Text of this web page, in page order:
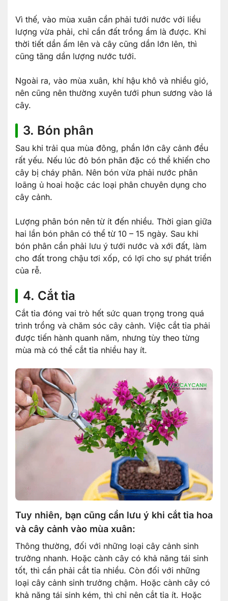
Vì thế, vào mùa xuân cần phải tưới nước với liều
lượng vừa phải, chỉ cần đất trồng ẩm là được. Khi
thời tiết dần ấm lên và cây cũng dần lớn lên, thì
cũng tăng dần lượng nước tưới.
Ngoài ra, vào mùa xuân, khí hậu khô và nhiều gió,
nên cũng nên thường xuyên tưới phun sương vào lá
cây.
3. Bón phân
Sau khi trải qua mùa đông, phần lớn cây cảnh đều
rất yếu. Nếu lúc đỏ bón phân đặc có thể khiến cho
cây bị cháy phân. Nên bón vừa phải nước phân
loãng ủ hoai hoặc các loại phân chuyên dụng cho
cây cảnh.
Lượng phân bón nên từ ít đến nhiều. Thời gian giữa
hai lần bón phân có thể từ 10 – 15 ngày. Sau khi
bón phân cần phải lưu ý tưới nước và xới đất, làm
cho đất trong chậu tơi xốp, có lợi cho sự phát triển
của rễ.
4. Cắt tỉa
Cắt tỉa đóng vai trò hết sức quan trọng trong quá
trình trồng và chăm sóc cây cảnh. Việc cắt tỉa phải
được tiến hành quanh năm, nhưng tùy theo từng
mùa mà có thể cắt tỉa nhiều hay ít.
Tuy nhiên, bạn cũng cần lưu ý khi cắt tỉa hoa
và cây cảnh vào mùa xuân:
Thông thường, đối với những loại cây cảnh sinh
trưởng nhanh. Hoặc cành cây có khả năng tái sinh
tốt, thì cần phải cắt tỉa nhiều. Còn đối với những
loại cây cảnh sinh trưởng chậm. Hoặc cành cây có
khả năng tái sinh kém, thì chỉ nên cắt tỉa ít. Hoặc